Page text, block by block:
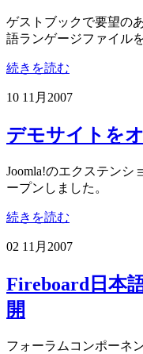
ゲストブックで要望の
語ランゲージファイル
続きを読む
10 11月 2007
デモサイトを
Joomla!のエクステンシ
ープンしました。
続きを読む
02 11月 2007
Fireboard日本
開
フォーラムコンポーネ